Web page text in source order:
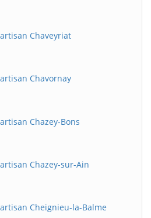
Chaveyriat
Chavornay
Chazey-Bons
Chazey-sur-Ain
Cheignieu-la-Balme